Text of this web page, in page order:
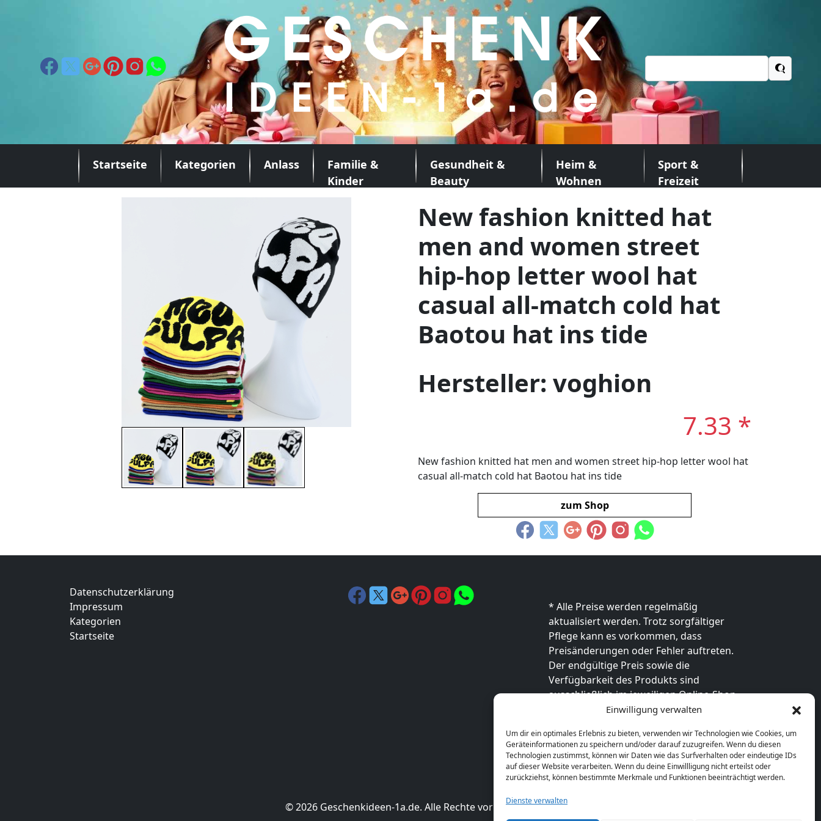
Einwilligung verwalten
Um dir ein optimales Erlebnis zu bieten, verwenden wir Technologien wie Cookies, um
Geräteinformationen zu speichern und/oder darauf zuzugreifen. Wenn du diesen
Technologien zustimmst, können wir Daten wie das Surfverhalten oder eindeutige IDs
auf dieser Website verarbeiten. Wenn du deine Einwillligung nicht erteilst oder
zurückziehst, können bestimmte Merkmale und Funktionen beeinträchtigt werden.
Dienste verwalten
nach:
Startseite Kategorien Anlass
Familie &
Kinder
Gesundheit &
Beauty
Heim &
Wohnen
Sport &
Freizeit
New fashion knitted hat
men and women street
hip-hop letter wool hat
casual all-match cold hat
Baotou hat ins tide
Hersteller: voghion
7.33 *
New fashion knitted hat men and women street hip-hop letter wool hat
casual all-match cold hat Baotou hat ins tide
zum Shop
Datenschutzerklärung
Impressum
Kategorien
Startseite
* Alle Preise werden regelmäßig
aktualisiert werden. Trotz sorgfältiger
Pflege kann es vorkommen, dass
Preisänderungen oder Fehler auftreten.
Der endgültige Preis sowie die
Verfügbarkeit des Produkts sind
ausschließlich im jeweiligen Online-Shop
des Anbieters verbindlich. Bitte
beim Händler.
© 2026 Geschenkideen-1a.de. Alle Rechte vorbehalten.